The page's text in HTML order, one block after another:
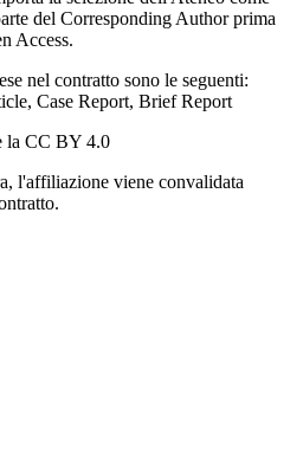
del Corresponding Author prima
Access.
nel contratto sono le seguenti:
Case Report, Brief Report
la CC BY 4.0
l'affiliazione viene convalidata